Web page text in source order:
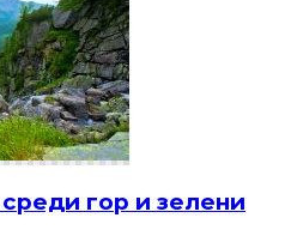
гор и зелени